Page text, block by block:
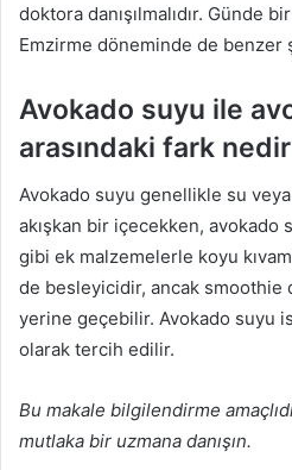
doktora danışılmalıdır. Günde
Emzirme döneminde de
Avokado suyu ile
arasındaki fark
Avokado suyu genellikle su
akışkan bir içecekken, avokado
gibi ek malzemelerle koyu
de besleyicidir, ancak smoothie
yerine geçebilir. Avokado suyu
olarak tercih edilir.
Bu makale bilgilendirme
mutlaka bir uzmana danışın.